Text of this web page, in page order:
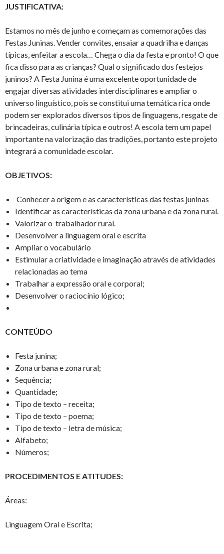
JUSTIFICATIVA:
Estamos no mês de junho e começam as comemorações das
Festas Juninas. Vender convites, ensaiar a quadrilha e danças
típicas, enfeitar a escola… Chega o dia da festa e pronto! O que
fica disso para as crianças? Qual o significado dos festejos
juninos? A Festa Junina é uma excelente oportunidade de
engajar diversas atividades interdisciplinares e ampliar o
universo linguístico, pois se constitui uma temática rica onde
podem ser explorados diversos tipos de linguagens, resgate de
brincadeiras, culinária típica e outros! A escola tem um papel
importante na valorização das tradições, portanto este projeto
integrará a comunidade escolar.
OBJETIVOS:
Conhecer a origem e as características das festas juninas
Identificar as características da zona urbana e da zona rural.
Valorizar o trabalhador rural.
Desenvolver a linguagem oral e escrita
Ampliar o vocabulário
Estimular a criatividade e imaginação através de atividades
relacionadas ao tema
Trabalhar a expressão oral e corporal;
Desenvolver o raciocínio lógico;
CONTEÚDO
Festa junina;
Zona urbana e zona rural;
Sequência;
Quantidade;
Tipo de texto – receita;
Tipo de texto – poema;
Tipo de texto – letra de música;
Alfabeto;
Números;
PROCEDIMENTOS E ATITUDES:
Áreas:
Linguagem Oral e Escrita;